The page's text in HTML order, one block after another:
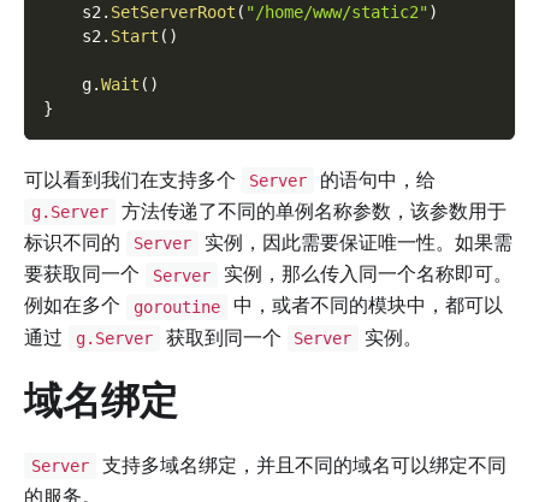
    s2
. SetServerRoot ( "/home/www/static2")
    s2
. Start ( )
    g
.Wait ( )
}
可以看到我们在支持多个 Server 的语句中，给
g.Server
方法传递了不同的单例名称参数，该参数用于
标识不同的
Server
实例，因此需要保证唯一性。如果需
要获取同一个
Server
实例，那么传入同一个名称即可。
例如在多个
goroutine
中，或者不同的模块中，都可以
通过
g.Server 获取到同一个 Server 实例。
域名绑定
Server
支持多域名绑定，并且不同的域名可以绑定不同
的服务。